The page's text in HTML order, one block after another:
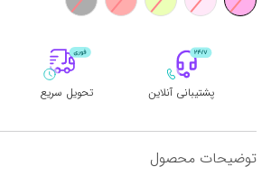
پشتیبانی آنلاین تحویل سریع
توضیحات محصول